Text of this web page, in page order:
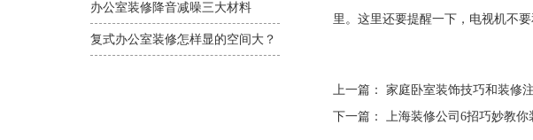
办公室装修降音减噪三大材料
复式办公室装修怎样显的空间大？
里。这里还要提醒一下，电视机不
上一篇：
家庭卧室装饰技巧和装修
下一篇：
上海装修公司6招巧妙教